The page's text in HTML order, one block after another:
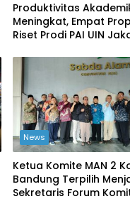
Produktivitas
Meningkat, Empat
Riset Prodi PAI UIN
News
Ketua Komite MAN 2
Bandung Terpilih
Sekretaris Forum